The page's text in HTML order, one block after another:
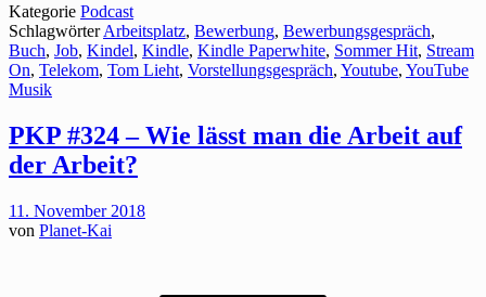
Kategorie Podcast
SchlagwörterArbeitsplatz, Bewerbung, Bewerbungsgespräch,
Buch, Job, Kindel, Kindle, Kindle Paperwhite, Sommer Hit, Stream
On, Telekom, Tom Lieht, Vorstellungsgespräch, Youtube, YouTube
Musik
PKP #324 – Wie lässt man die Arbeit auf
der Arbeit?
11. November 2018
von Planet-Kai